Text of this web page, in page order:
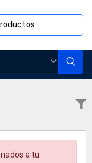
a tu